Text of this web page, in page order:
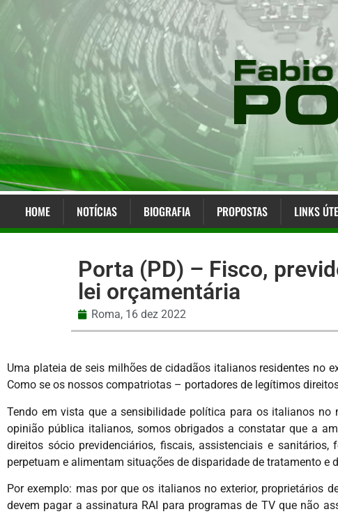
HOME NOTÍCIAS BIOGRAFIA PROPOSTAS LINKS
Porta (PD) – Fisco,
lei orçamentária
Roma, 16 dez 2022
Uma plateia de seis milhões de cidadãos italianos residentes no
Como se os nossos compatriotas – portadores de legítimos
Tendo em vista que a sensibilidade política para os italianos
opinião pública italianos, somos obrigados a constatar que a
direitos sócio previdenciários, fiscais, assistenciais e
perpetuam e alimentam situações de disparidade de tratamento e
Por exemplo: mas por que os italianos no exterior, proprietários
devem pagar a assinatura RAI para programas de TV que não